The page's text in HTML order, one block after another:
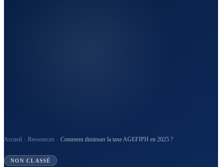
Accueil Ressources Comment diminuer la taxe AGEFIPH en 2025 ?
NON CLASSÉ